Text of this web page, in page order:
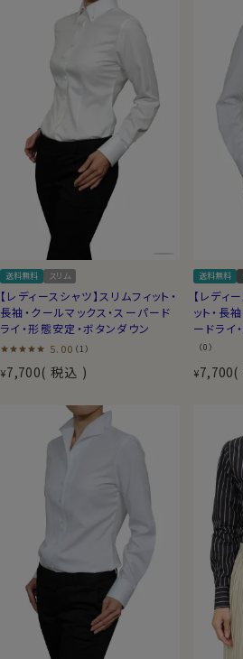
送料無料 スリム
【レディースシャツ】スリムフィット・
長袖・クールマックス・スーパード
ライ・形態安定・ボタンダウン
5.00 （1）
¥7,700 税込
送料無料
【レディ
ット・長
ードライ
（0）
¥7,700